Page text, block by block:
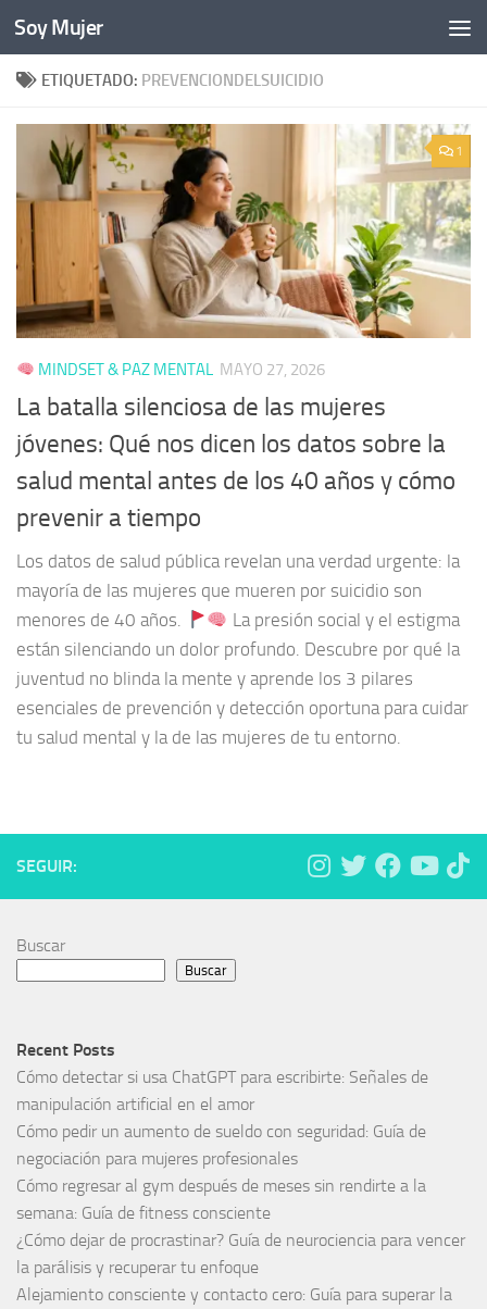
Bajo el contenido
Soy Mujer
ETIQUETADO: PREVENCIONDELSUICIDIO
1
MINDSET & PAZ MENTAL MAYO 27, 2026
La batalla silenciosa de las mujeres
jóvenes: Qué nos dicen los datos sobre la
salud mental antes de los 40 años y cómo
prevenir a tiempo
Los datos de salud pública revelan una verdad urgente: la
mayoría de las mujeres que mueren por suicidio son
menores de 40 años.
La presión social y el estigma
están silenciando un dolor profundo. Descubre por qué la
juventud no blinda la mente y aprende los 3 pilares
esenciales de prevención y detección oportuna para cuidar
tu salud mental y la de las mujeres de tu entorno.
SEGUIR:
Buscar
Buscar
Recent Posts
Cómo detectar si usa ChatGPT para escribirte: Señales de
manipulación artificial en el amor
Cómo pedir un aumento de sueldo con seguridad: Guía de
negociación para mujeres profesionales
Cómo regresar al gym después de meses sin rendirte a la
semana: Guía de fitness consciente
¿Cómo dejar de procrastinar? Guía de neurociencia para vencer
la parálisis y recuperar tu enfoque
Alejamiento consciente y contacto cero: Guía para superar la